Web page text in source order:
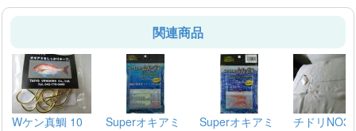
関連商品
Wケン真鯛 10
Superオキアミ
Superオキアミ
チドリ